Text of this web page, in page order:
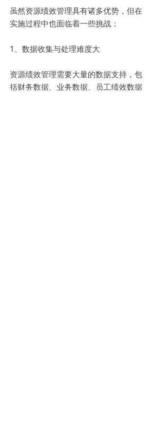
虽然资源绩效管理具有诸多优势，但在
实施过程中也面临着一些挑战：
1、数据收集与处理难度大
资源绩效管理需要大量的数据支持，包
括财务数据、业务数据、员工绩效数据